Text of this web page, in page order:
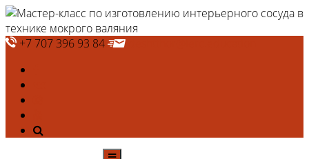
+7 707 396 93 84